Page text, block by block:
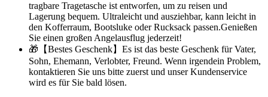
tragbare Tragetasche ist entworfen, um zu reisen und
Lagerung bequem. Ultraleicht und ausziehbar, kann leicht in
den Kofferraum, Bootsluke oder Rucksack passen.Genießen
Sie einen großen Angelausflug jederzeit!
🎁【Bestes Geschenk】Es ist das beste Geschenk für Vater,
Sohn, Ehemann, Verlobter, Freund. Wenn irgendein Problem,
kontaktieren Sie uns bitte zuerst und unser Kundenservice
wird es für Sie bald lösen.